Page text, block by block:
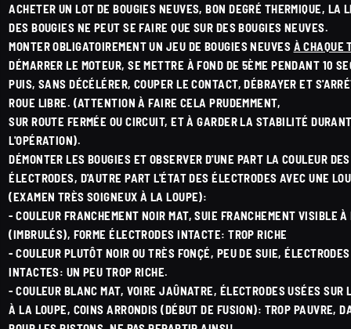
ACHETER UN LOT DE BOUGIES NEUVES, BON DEGRÉ THERMIQUE, LA
DES BOUGIES NE PEUT SE FAIRE QUE SUR DES BOUGIES NEUVES.
MONTER OBLIGATOIREMENT UN JEU DE BOUGIES NEUVES À CHAQUE
DÉMARRER LE MOTEUR, SE METTRE À FOND DE 5ÈME PENDANT 10
PUIS, SANS DÉCÉLÉRER, COUPER LE CONTACT, DÉBRAYER ET
ROUE LIBRE. (ATTENTION À FAIRE CELA PRUDEMMENT,
SUR ROUTE FERMÉE OU CIRCUIT, ET À GARDER LA STABILITÉ
L'OPÉRATION).
DÉMONTER LES BOUGIES ET OBSERVER D'UNE PART LA COULEUR DES
ÉLECTRODES, D'AUTRE PART L'ÉTAT DES ÉLECTRODES AVEC UNE
(EXAMEN TRÈS SOIGNEUX À LA LOUPE):
- COULEUR FRANCHEMENT NOIR MAT, SUIE FRANCHEMENT VISIBLE
(IMBRULÉS), FORME ÉLECTRODES INTACTE: TROP RICHE
- COULEUR PLUTÔT NOIR OU TRÈS FONÇÉ, PEU DE SUIE, ÉLECTRODES
INTACTES: UN PEU TROP RICHE.
- COULEUR BLANC MAT, VOIRE JAÛNATRE, ÉLECTRODES USÉES SUR
À LA LOUPE, COINS ARRONDIS (DÉBUT DE FUSION): TROP PAUVRE,